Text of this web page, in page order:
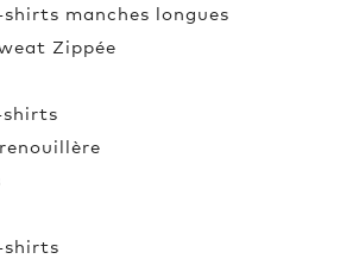
shirts manches longues
Zippée
shirts
shirts